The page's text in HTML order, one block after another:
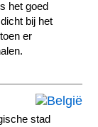
het goed
bij het
er
stad